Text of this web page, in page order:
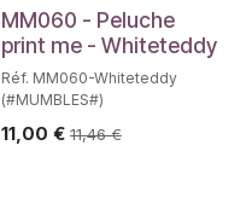
MM060 - Peluche
print me - Whiteteddy
Réf. MM060-Whiteteddy
(#MUMBLES#)
11,00 € 11,46€